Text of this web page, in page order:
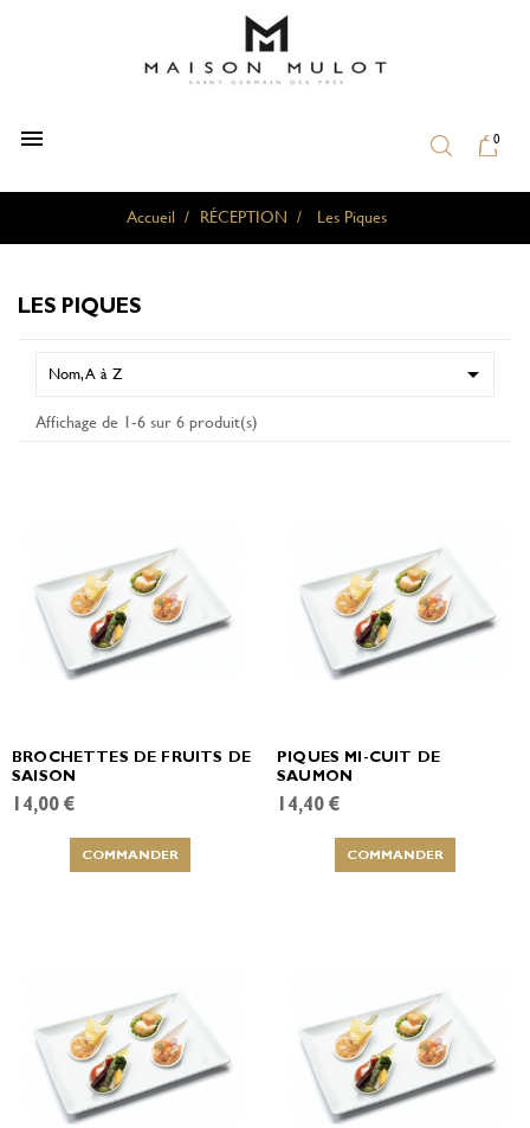
 0
Accueil RÉCEPTION Les Piques
LES PIQUES
Nom, A à Z 
Affichage de 1-6 sur 6 produit(s)
BROCHETTES DE FRUITS DE
SAISON
14,00 €
COMMANDER
PIQUES MI-CUIT DE
SAUMON
14,40 €
COMMANDER